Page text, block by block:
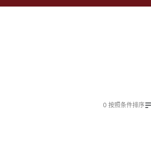
0 按照条件排序